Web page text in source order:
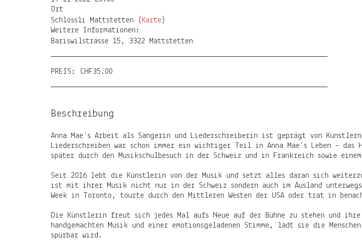
Ort
Schlössli Mattstetten ( Karte )
Weitere Informationen:
Bäriswilstrasse 15, 3322 Mattstetten
PREIS: CHF35.00
Beschreibung
Anna Mae‘s Arbeit als Sängerin und Liederschreiberin ist geprägt von
Liederschreiben war schon immer ein wichtiger Teil in Anna Mae’s Leben –
später durch den Musikschulbesuch in der Schweiz und in Frankreich sowie
Seit 2016 lebt die Künstlerin von der Musik und setzt alles daran sich
ist mit ihrer Musik nicht nur in der Schweiz sondern auch im Ausland
Week in Toronto, tourte durch den Mittleren Westen der USA oder trat in
Die Künstlerin freut sich jedes Mal aufs Neue auf der Bühne zu stehen und
handgemachten Musik und einer emotionsgeladenen Stimme, lädt sie die
spürbar wird.